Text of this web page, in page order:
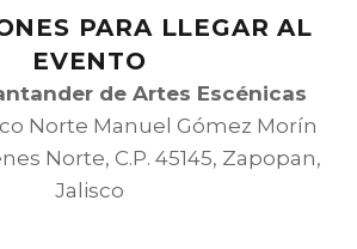
PARA LLEGAR AL
EVENTO
de Artes Escénicas
Norte Manuel Gómez Morín
Norte, C.P. 45145, Zapopan,
Jalisco